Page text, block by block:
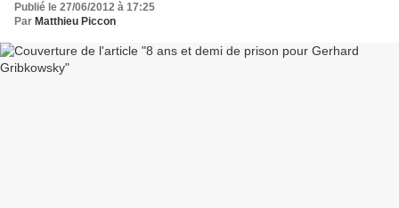
Publié le 27/06/2012 à 17:25
Par Matthieu Piccon